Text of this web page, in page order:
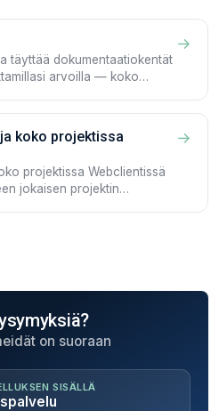
täyttää dokumentaatiokentät
arvoilla — koko
→
koko projektissa
projektissa Webclientissä
jokaisen projektin
→
on suoraan
SISÄLLÄ